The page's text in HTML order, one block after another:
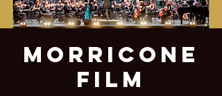
Morricone
Film